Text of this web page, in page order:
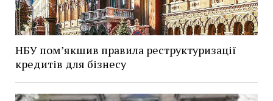
НБУ пом’якшив правила реструктуризації
кредитів для бізнесу